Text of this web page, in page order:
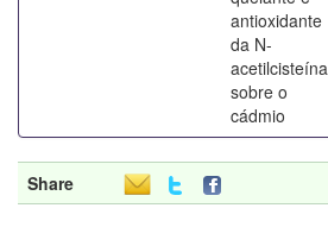
antioxidante
da N-
acetilcisteína
sobre o
cádmio
Share